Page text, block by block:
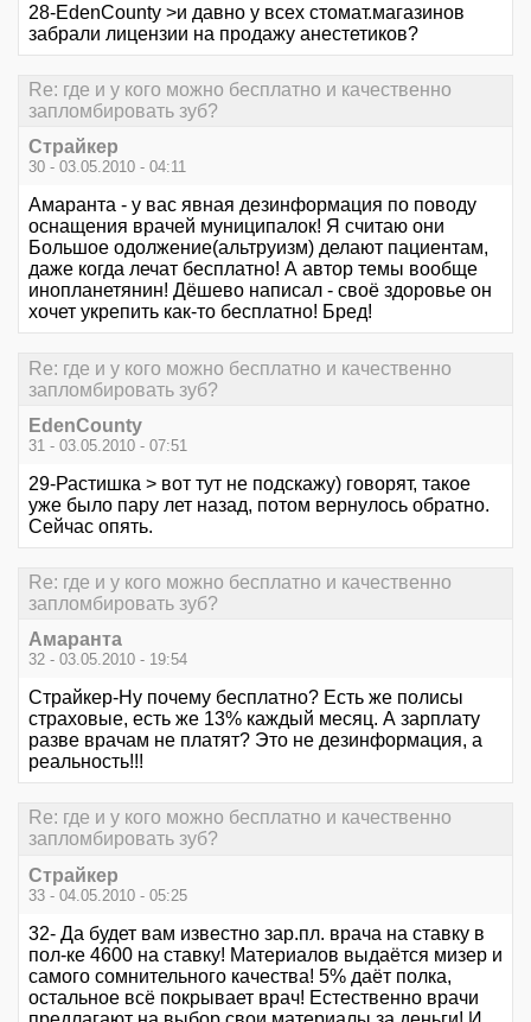
28-EdenCounty >и давно у всех стомат.магазинов
забрали лицензии на продажу анестетиков?
Re: где и у кого можно бесплатно и качественно
запломбировать зуб?
Страйкер
30 - 03.05.2010 - 04:11
Амаранта - у вас явная дезинформация по поводу
оснащения врачей муниципалок! Я считаю они
Большое одолжение(альтруизм) делают пациентам,
даже когда лечат бесплатно! А автор темы вообще
инопланетянин! Дёшево написал - своё здоровье он
хочет укрепить как-то бесплатно! Бред!
Re: где и у кого можно бесплатно и качественно
запломбировать зуб?
EdenCounty
31 - 03.05.2010 - 07:51
29-Растишка > вот тут не подскажу) говорят, такое
уже было пару лет назад, потом вернулось обратно.
Сейчас опять.
Re: где и у кого можно бесплатно и качественно
запломбировать зуб?
Амаранта
32 - 03.05.2010 - 19:54
Страйкер-Ну почему бесплатно? Есть же полисы
страховые, есть же 13% каждый месяц. А зарплату
разве врачам не платят? Это не дезинформация, а
реальность!!!
Re: где и у кого можно бесплатно и качественно
запломбировать зуб?
Страйкер
33 - 04.05.2010 - 05:25
32- Да будет вам известно зар.пл. врача на ставку в
пол-ке 4600 на ставку! Материалов выдаётся мизер и
самого сомнительного качества! 5% даёт полка,
остальное всё покрывает врач! Естественно врачи